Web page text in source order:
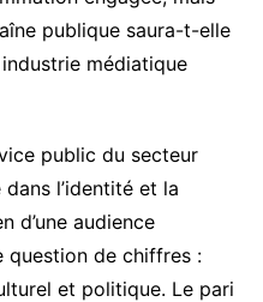
publique saura-t-elle
médiatique
public du secteur
l’identité et la
d’une audience
question de chiffres :
et politique. Le pari